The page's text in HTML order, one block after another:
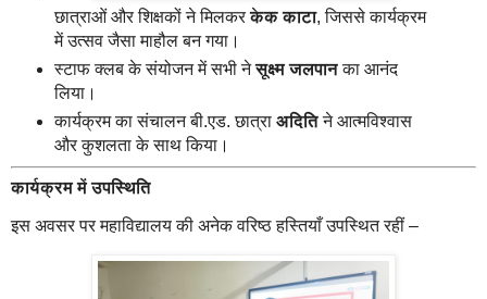
छात्राओं और शिक्षकों ने मिलकरकेक काटा, जिससे कार्यक्रम
में उत्सव जैसा माहौल बन गया।
स्टाफ क्लब के संयोजन में सभी नेसूक्ष्म जलपानका आनंद
लिया।
कार्यक्रम का संचालन बी.एड. छात्रा अदितिने आत्मविश्वास
और कुशलता के साथ किया।
कार्यक्रम में उपस्थिति
इस अवसर पर महाविद्यालय की अनेक वरिष्ठ हस्तियाँ उपस्थित रहीं –